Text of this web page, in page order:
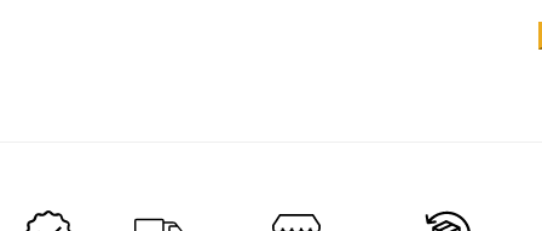
La superficie antideslizante proporciona un buen